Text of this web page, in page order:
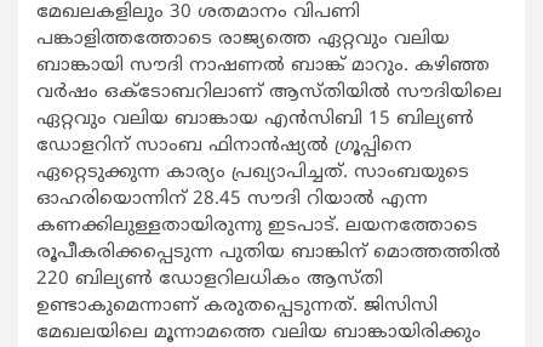
മേഖലകളിലും 30 ശതമാനം വിപണി
പങ്കാളിത്തത്തോടെ രാജ്യത്തെ ഏറ്റവും വലിയ
ബാങ്കായി സൗദി നാഷണല്‍ ബാങ്ക് മാറും. കഴിഞ്ഞ
വര്‍ഷം ഒക്ടോബറിലാണ് ആസ്തിയില്‍ സൗദിയിലെ
ഏറ്റവും വലിയ ബാങ്കായ എന്‍സിബി 15 ബില്യണ്‍
ഡോളറിന് സാംബ ഫിനാന്‍ഷ്യല്‍ ഗ്രൂപ്പിനെ
ഏറ്റെടുക്കുന്ന കാര്യം പ്രഖ്യാപിച്ചത്. സാംബയുടെ
ഓഹരിയൊന്നിന് 28.45 സൗദി റിയാല്‍ എന്ന
കണക്കിലുള്ളതായിരുന്നു ഇടപാട്. ലയനത്തോടെ
രൂപീകരിക്കപ്പെടുന്ന പുതിയ ബാങ്കിന് മൊത്തത്തില്‍
220 ബില്യണ്‍ ഡോളറിലധികം ആസ്തി
ഉണ്ടാകുമെന്നാണ് കരുതപ്പെടുന്നത്. ജിസിസി
മേഖലയിലെ മൂന്നാമത്തെ വലിയ ബാങ്കായിരിക്കും